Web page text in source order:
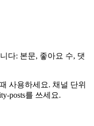
다: 본문, 좋아요 수, 댓
사용하세요. 채널 단위
posts를 쓰세요.